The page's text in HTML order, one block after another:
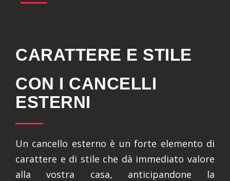
CARATTERE E STILE
CON I CANCELLI
ESTERNI
Un cancello esterno è un forte elemento di
carattere e di stile che dà immediato valore
alla vostra casa, anticipandone la